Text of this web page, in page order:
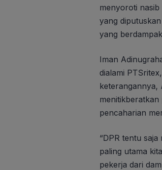
menyoroti
yang
yang
Iman
dialami
keterangannya,
pencaharian
“DPR tentu
paling utama
pekerja dari